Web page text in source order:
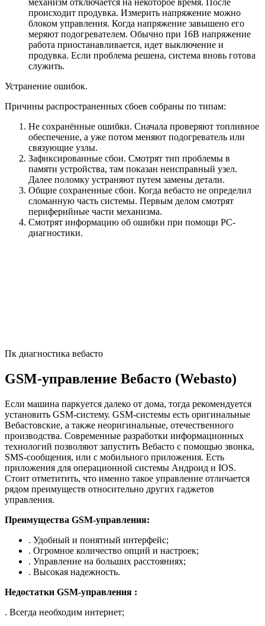
механизм отключается на некоторое время. После
происходит продувка. Измерить напряжение можно
блоком управления. Когда напряжение завышено его
меряют подогревателем. Обычно при 16В напряжение
работа приостанавливается, идет выключение и
продувка. Если проблема решена, система вновь готова
служить.
Устранение ошибок.
Причины распространенных сбоев собраны по типам:
Не сохранённые ошибки. Сначала проверяют топливное
обеспечение, а уже потом меняют подогреватель или
связующие узлы.
Зафиксированные сбои. Смотрят тип проблемы в
памяти устройства, там показан неисправный узел.
Далее поломку устраняют путем замены детали.
Общие сохраненные сбои. Когда вебасто не определил
сломанную часть системы. Первым делом смотрят
периферийные части механизма.
Смотрят информацию об ошибки при помощи РС-
диагностики.
Пк диагностика вебасто
GSM-управление Вебасто (Webasto)
Если машина паркуется далеко от дома, тогда рекомендуется
установить GSM-систему. GSM-системы есть оригинальные
Вебастовские, а также неоригинальные, отечественного
производства. Современные разработки информационных
технологий позволяют запустить Вебасто с помощью звонка,
SMS-сообщения, или с мобильного приложения. Есть
приложения для операционной системы Андроид и IOS.
Стоит отметитить, что именно такое управление отличается
рядом преимуществ относительно других гаджетов
управления.
Преимущества GSM-управления:
. Удобный и понятный интерфейс;
. Огромное количество опций и настроек;
. Управление на больших расстояниях;
. Высокая надежность.
Недостатки GSM-управления :
. Всегда необходим интернет;